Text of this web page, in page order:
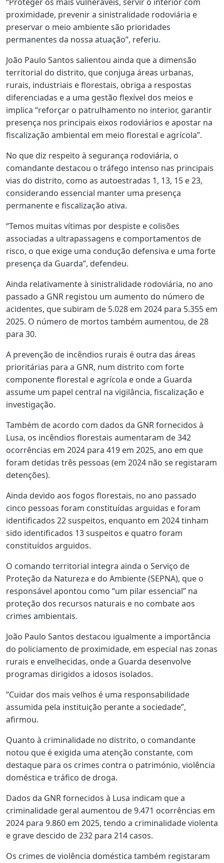
proximidade, prevenir a sinistralidade rodoviária e
preservar o meio ambiente são prioridades
permanentes da nossa atuação”, referiu.
João Paulo Santos salientou ainda que a dimensão
territorial do distrito, que conjuga áreas urbanas,
rurais, industriais e florestais, obriga a respostas
diferenciadas e a uma gestão flexível dos meios e
implica “reforçar o patrulhamento no interior, garantir
presença nos principais eixos rodoviários e apostar na
fiscalização ambiental em meio florestal e agrícola”.
No que diz respeito à segurança rodoviária, o
comandante destacou o tráfego intenso nas principais
vias do distrito, como as autoestradas 1, 13, 15 e 23,
considerando essencial manter uma presença
permanente e fiscalização ativa.
“Temos muitas vítimas por despiste e colisões
associadas a ultrapassagens e comportamentos de
risco, o que exige uma condução defensiva e uma forte
presença da Guarda”, defendeu.
Ainda relativamente à sinistralidade rodoviária, no ano
passado a GNR registou um aumento do número de
acidentes, que subiram de 5.028 em 2024 para 5.355 em
2025. O número de mortos também aumentou, de 28
para 30.
A prevenção de incêndios rurais é outra das áreas
prioritárias para a GNR, num distrito com forte
componente florestal e agrícola e onde a Guarda
assume um papel central na vigilância, fiscalização e
investigação.
Também de acordo com dados da GNR fornecidos à
Lusa, os incêndios florestais aumentaram de 342
ocorrências em 2024 para 419 em 2025, ano em que
foram detidas três pessoas (em 2024 não se registaram
detenções).
Ainda devido aos fogos florestais, no ano passado
cinco pessoas foram constituídas arguidas e foram
identificados 22 suspeitos, enquanto em 2024 tinham
sido identificados 13 suspeitos e quatro foram
constituídos arguidos.
O comando territorial integra ainda o Serviço de
Proteção da Natureza e do Ambiente (SEPNA), que o
responsável apontou como “um pilar essencial” na
proteção dos recursos naturais e no combate aos
crimes ambientais.
João Paulo Santos destacou igualmente a importância
do policiamento de proximidade, em especial nas zonas
rurais e envelhecidas, onde a Guarda desenvolve
programas dirigidos a idosos isolados.
“Cuidar dos mais velhos é uma responsabilidade
assumida pela instituição perante a sociedade”,
afirmou.
Quanto à criminalidade no distrito, o comandante
notou que é exigida uma atenção constante, com
destaque para os crimes contra o património, violência
doméstica e tráfico de droga.
Dados da GNR fornecidos à Lusa indicam que a
criminalidade geral aumentou de 9.471 ocorrências em
2024 para 9.860 em 2025, tendo a criminalidade violenta
e grave descido de 232 para 214 casos.
Os crimes de violência doméstica também registaram